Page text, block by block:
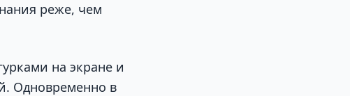
реже, чем
на экране и
Одновременно в